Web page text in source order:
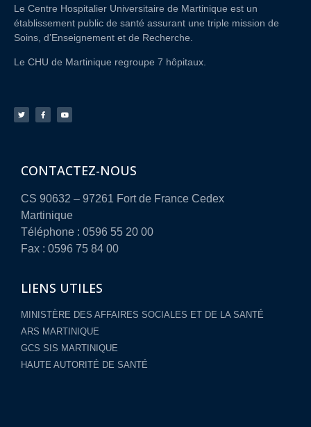
Le Centre Hospitalier Universitaire de Martinique est un
établissement public de santé assurant une triple mission de
Soins, d’Enseignement et de Recherche.
Le CHU de Martinique regroupe 7 hôpitaux.
CONTACTEZ-NOUS
CS 90632 – 97261 Fort de France Cedex
Martinique
Téléphone : 0596 55 20 00
Fax : 0596 75 84 00
LIENS UTILES
MINISTÈRE DES AFFAIRES SOCIALES ET DE LA SANTÉ
ARS MARTINIQUE
GCS SIS MARTINIQUE
HAUTE AUTORITÉ DE SANTÉ